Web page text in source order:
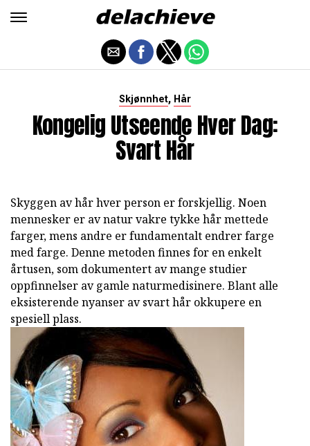
Skjønnhet, Hår
Kongelig Utseende Hver Dag:
Svart Hår
Skyggen av hår hver person er forskjellig. Noen
mennesker er av natur vakre tykke hår mettede
farger, mens andre er fundamentalt endrer farge
med farge. Denne metoden finnes for en enkelt
årtusen, som dokumentert av mange studier
oppfinnelser av gamle naturmedisinere. Blant alle
eksisterende nyanser av svart hår okkupere en
spesiell plass.